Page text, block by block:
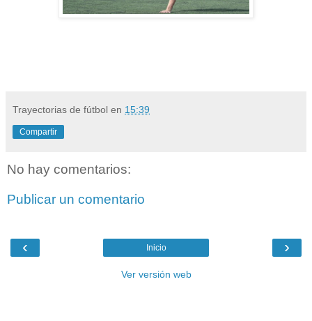
Trayectorias de fútbol en 15:39
Compartir
No hay comentarios:
Publicar un comentario
‹ ›
Inicio
Ver versión web